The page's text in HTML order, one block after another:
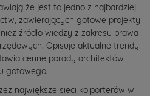
że jest to jedno z najbardziej
zawierających gotowe projekty
źródło wiedzy z zakresu prawa
Opisuje aktualne trendy
cenne porady architektów
gotowego.
największe sieci kolporterów w